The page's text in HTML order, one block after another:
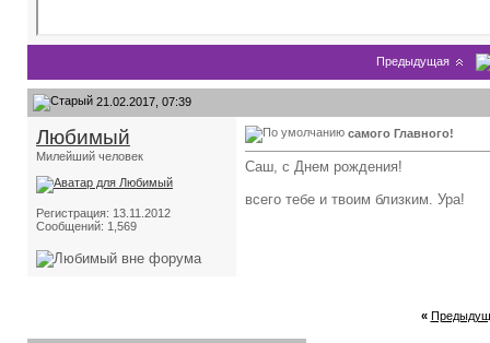
Предыдущая
21.02.2017, 07:39
Любимый
Милейший человек
Регистрация: 13.11.2012
Сообщений: 1,569
самого Главного!
Саш, с Днем рождения!
всего тебе и твоим близким. Ура!
«